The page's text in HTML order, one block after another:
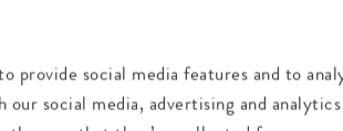
provide social media features and to
social media, advertising and
Guarantee